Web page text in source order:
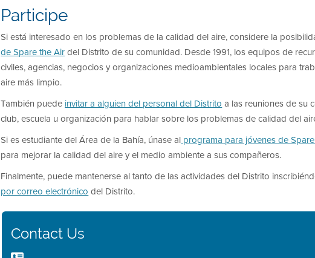
Participe
Si está interesado en los problemas de la calidad del aire, considere la
de Spare the Airdel Distrito de su comunidad. Desde 1991, los equipos de
civiles, agencias, negocios y organizaciones medioambientales locales para
aire más limpio.
También puede invitar a alguien del personal del Distrito a las reuniones de su
club, escuela u organización para hablar sobre los problemas de calidad del
Si es estudiante del Área de la Bahía, únase al programa para jóvenes de
para mejorar la calidad del aire y el medio ambiente a sus compañeros.
Finalmente, puede mantenerse al tanto de las actividades del Distrito
por correo electrónico del Distrito.
Contact Us